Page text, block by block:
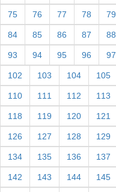
75 76 77 78 79
84 85 86 87 88
93 94 95 96 97
102 103 104 105
110 111 112 113
118 119 120 121
126 127 128 129
134 135 136 137
142 143 144 145